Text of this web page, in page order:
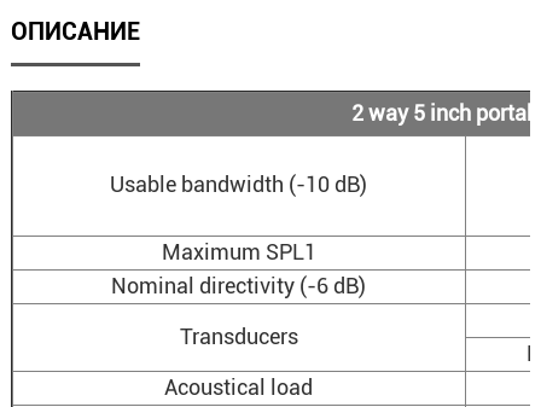
ОПИСАНИЕ
2 way 5 inch
Usable bandwidth (-10 dB)
Maximum SPL1
Nominal directivity (-6 dB)
Transducers
Acoustical load